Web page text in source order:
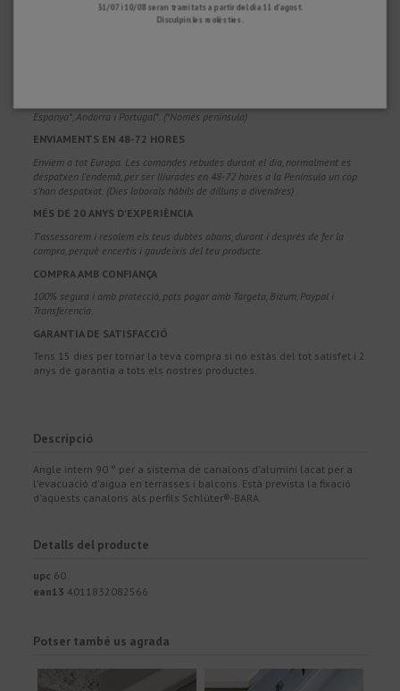
Espanya*, Andorra i Portugal*. (*Només península)
ENVIAMENTS EN 48-72 HORES
Enviem a tot Europa. Les comandes rebudes durant el dia, normalment es
despatxen l'endemà, per ser lliurades en 48-72 hores a la Península un cop
s'han despatxat. (Dies laborals hàbils de dilluns a divendres)
MÉS DE 20 ANYS D'EXPERIÈNCIA
T'assessorem i resolem els teus dubtes abans, durant i després de fer la
compra, perquè encertis i gaudeixis del teu producte.
COMPRA AMB CONFIANÇA
100% segura i amb protecció, pots pagar amb Targeta, Bizum, Paypal i
Transferencia.
GARANTIA DE SATISFACCIÓ
Tens 15 dies per tornar la teva compra si no estàs del tot satisfet i 2
anys de garantia a tots els nostres productes.
Descripció
Angle intern 90 ° per a sistema de canalons d'alumini lacat per a
l'evacuació d'aigua en terrasses i balcons. Està prevista la fixació
d'aquests canalons als perfils Schlüter®-BARA.
Detalls del producte
upc 60
ean13 4011832082566
Potser també us agrada
31/07 i 10/08 seran tramitats a partir del dia 11 d'agost.
Disculpin les molèsties.